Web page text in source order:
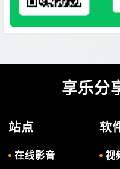
享乐分
站点
在线影音
软
视